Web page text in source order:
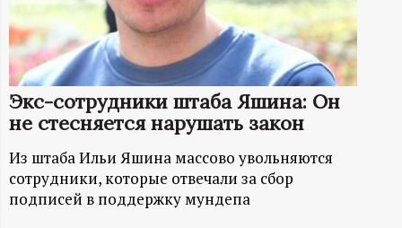
А
Й
Д
А
Н
Экс-сотрудники штаба Яшина: Он
не стесняется нарушать закон
Из штаба Ильи Яшина массово увольняются
сотрудники, которые отвечали за сбор
подписей в поддержку мундепа